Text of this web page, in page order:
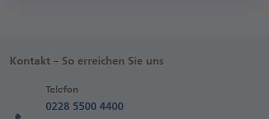
Kontakt – So erreichen Sie uns
Telefon
0228 5500 4400